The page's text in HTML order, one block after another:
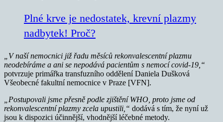
Plné krve je nedostatek, krevní plazmy
nadbytek! Proč?
„V naší nemocnici již řadu měsíců rekonvalescentní plazmu
neodebíráme a ani se nepodává pacientům s nemocí covid-19,“
potvrzuje primářka transfuzního oddělení Daniela Dušková
Všeobecné fakultní nemocnice v Praze [VFN].
„Postupovali jsme přesně podle zjištění WHO, proto jsme od
rekonvalescentní plazmy zcela upustili,“ dodává s tím, že nyní už
jsou k dispozici účinnější, vhodnější léčebné metody.